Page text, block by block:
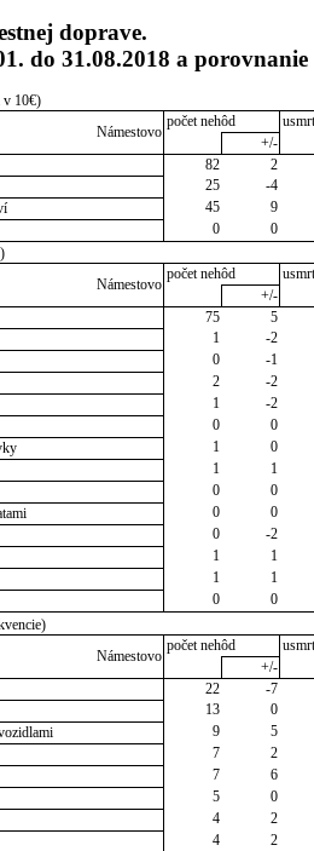
doprave.
do 31.08.2018 a
v 10€)
Námestovo
počet nehôd
+/-
82 2
25 -4
45 9
0 0
Námestovo
počet nehôd
+/-
75 5
1 -2
0 -1
2 -2
1 -2
0 0
1 0
1 1
0 0
0 0
0 -2
1 1
1 1
0 0
Námestovo
počet nehôd
+/-
22 -7
13 0
9 5
7 2
7 6
5 0
4 2
4 2